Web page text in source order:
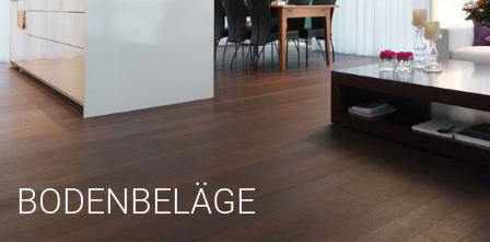
BODENBELÄGE